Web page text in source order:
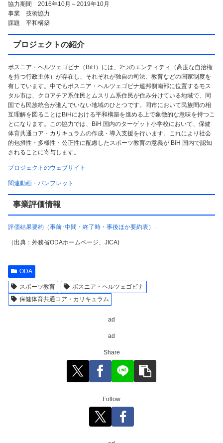
協力期間 2016年10月～2019年10月
事業 技術協力
課題 平和構築
プロジェクトの紹介
ボスニア・ヘルツェゴビナ（BiH）には、2つのエンティティ（高度な自治権
を持つ行政主体）が存在し、それぞれが独自の司法、教育などの国家制度を
有しています。中でもボスニア・ヘルツェゴビナ連邦側南部に位置するモス
タル市は、クロアチア系住民とムスリム系住民が住み分けている地域で、同
国でも民族統合が進んでいない地域のひとつです。同市において民族間の相
互理解を図ることはBiHにおける平和構築を進める上で象徴的な意味を持つこ
とになります。この協力では、BiH 国内のターゲット小学校において、保健
体育共通コア・カリキュラムの作成・導入支援を行います。これにより社会
的包摂性・多様性・公正性に配慮したスポーツ教育の意義が BiH 国内で認知
されることに寄与します。
プロジェクトのウェブサイト
関連動画・パンフレット
事業評価情報
評価結果要約（事前･中間・終了時・事後ほか要約表）.
（出典：外務省ODAホームページ、JICA)
ODA
スポーツ教育
ボスニア・ヘルツェゴビナ
保健体育共通コア・カリキュラム
ad
ad
Share
Follow